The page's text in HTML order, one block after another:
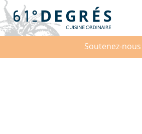
Soutenez-nous